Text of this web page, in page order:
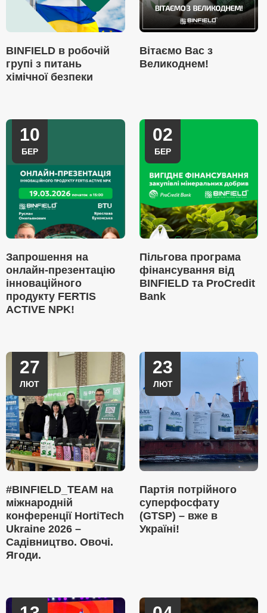
BINFIELD в робочій
групі з питань
хімічної безпеки
Вітаємо Вас з
Великоднем!
10
БЕР
Запрошення на
онлайн-презентацію
інноваційного
продукту FERTIS
ACTIVE NPK!
02
БЕР
Пільгова програма
фінансування від
BINFIELD та ProCredit
Bank
27
ЛЮТ
#BINFIELD_TEAM на
міжнародній
конференції HortiTech
Ukraine 2026 –
Садівництво. Овочі.
Ягоди.
23
ЛЮТ
Партія потрійного
суперфосфату
(GTSP) – вже в
Україні!